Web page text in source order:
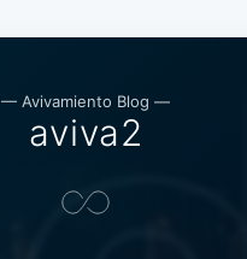
— Avivamiento Blog —
aviva2